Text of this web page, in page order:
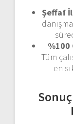
Şeffaf
%100
Tüm
en